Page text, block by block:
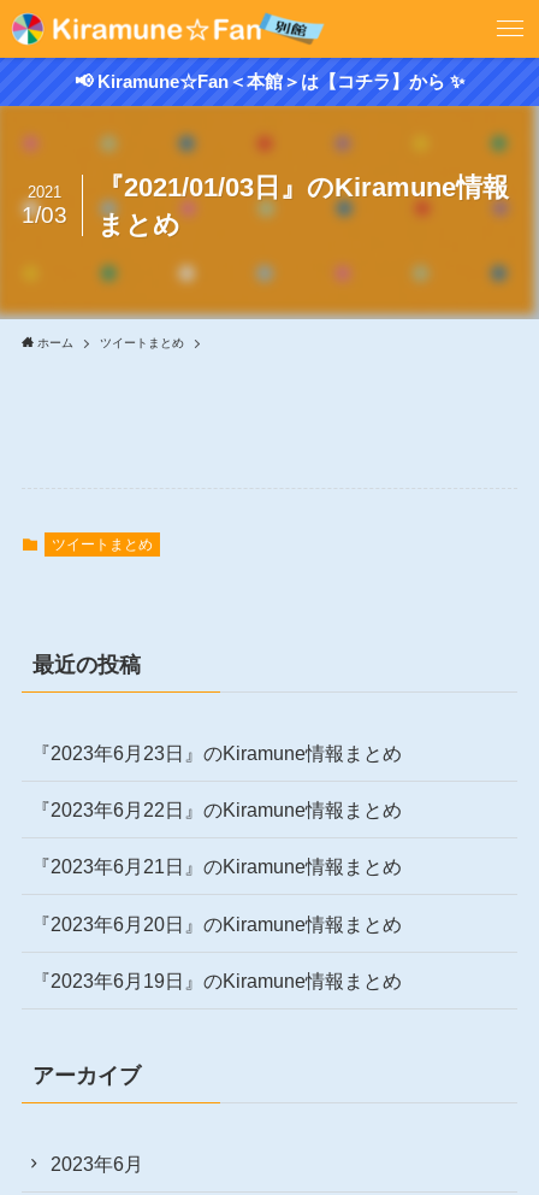
📢 Kiramune☆Fan＜本館＞は【コチラ】から ✨
『2021/01/03日』のKiramune情報
まとめ
2021
1/03
ホーム ツイートまとめ
ツイートまとめ
最近の投稿
『2023年6月23日』のKiramune情報まとめ
『2023年6月22日』のKiramune情報まとめ
『2023年6月21日』のKiramune情報まとめ
『2023年6月20日』のKiramune情報まとめ
『2023年6月19日』のKiramune情報まとめ
アーカイブ
2023年6月